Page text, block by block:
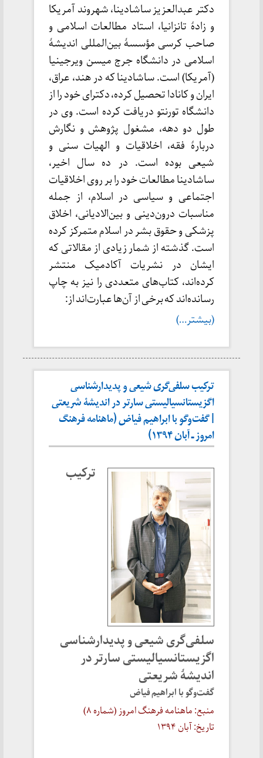
دکتر عبدالعزیز ساشادینا، شهروند آمریکا
و زادۀ تانزانیا، استاد مطالعات اسلامی و
صاحب کرسی مؤسسۀ بین‌المللی اندیشۀ
اسلامی در دانشگاه جرج میسن ویرجینیا
(آمریکا) است. ساشادینا که در هند، عراق،
ایران و کانادا تحصیل کرده، دکترای خود را از
دانشگاه تورنتو دریافت کرده است. وی در
طول دو دهه، مشغول پژوهش و نگارش
دربارۀ فقه، اخلاقیات و الهیات سنی و
شیعی بوده است. در ده سال اخیر،
ساشادینا مطالعات خود را بر روی اخلاقیات
اجتماعی و سیاسی در اسلام، از جمله
مناسبات درون‌دینی و بین‌الادیانی، اخلاق
پزشکی و حقوق بشر در اسلام متمرکز کرده
است. گذشته از شمار زیادی از مقالاتی که
ایشان در نشریات آکادمیک منتشر
کرده‌اند، کتاب‌های متعددی را نیز به چاپ
رسانده‌اند که برخی از آن‌ها عبارت‌اند از:
(بیشتر…)
ترکیب سلفی‌گری شیعی و پدیدارشناسی
اگزیستانسیالیستی سارتر در اندیشۀ شریعتی
| گفت‌وگو با ابراهیم فیاض (ماهنامه فرهنگ
امروز ـ آبان ۱۳۹۴)
ترکیب
سلفی‌گری شیعی و پدیدارشناسی
اگزیستانسیالیستی سارتر در
اندیشۀ شریعتی
گفت‌وگو با ابراهیم فیاض
منبع: ماهنامه فرهنگ امروز (شماره ۸)
تاریخ: آبان ۱۳۹۴